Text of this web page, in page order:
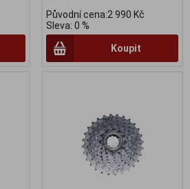
Původní cena:2 990 Kč
Sleva: 0 %
Koupit